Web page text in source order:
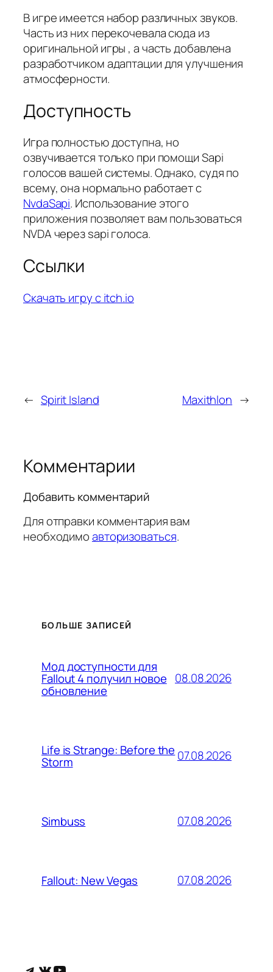
В игре имеется набор различных звуков.
Часть из них перекочевала сюда из
оригинальной игры , а часть добавлена
разработчиком адаптации для улучшения
атмосферности.
Доступность
Игра полностью доступна, но
озвучивается только при помощи Sapi
голосов вашей системы. Однако, судя по
всему, она нормально работает с
NvdaSapi. Использование этого
приложения позволяет вам пользоваться
NVDA через sapi голоса.
Ссылки
Скачать игру с itch.io
← Spirit Island Maxithlon →
Комментарии
Добавить комментарий
Для отправки комментария вам
необходимоавторизоваться.
БОЛЬШЕ ЗАПИСЕЙ
Мод доступности для
Fallout 4 получил новое
обновление
08.08.2026
Life is Strange: Before the
Storm 07.08.2026
Simbuss 07.08.2026
Fallout: New Vegas 07.08.2026